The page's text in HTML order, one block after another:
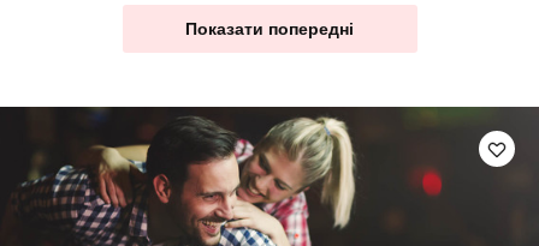
Показати попередні